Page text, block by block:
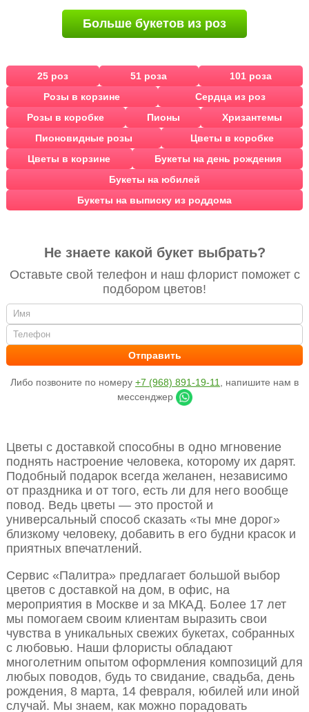
Больше букетов из роз
25 роз 51 роза
101 роза
Розы в корзине
Сердца из роз
Розы в коробке
Пионы
Хризантемы
Пионовидные розы
Цветы в коробке
Цветы в корзине
Букеты на день рождения
Букеты на юбилей
Букеты на выписку из роддома
Не знаете какой букет выбрать?
Оставьте свой телефон и наш флорист поможет с
подбором цветов!
Либо позвоните по номеру +7 (968) 891-19-11
, напишите нам в
мессенджер
Цветы с доставкой способны в одно мгновение
поднять настроение человека, которому их дарят.
Подобный подарок всегда желанен, независимо
от праздника и от того, есть ли для него вообще
повод. Ведь цветы — это простой и
универсальный способ сказать «ты мне дорог»
близкому человеку, добавить в его будни красок и
приятных впечатлений.
Сервис «Палитра» предлагает большой выбор
цветов с доставкой на дом, в офис, на
мероприятия в Москве и за МКАД. Более 17 лет
мы помогаем своим клиентам выразить свои
чувства в уникальных свежих букетах, собранных
с любовью. Наши флористы обладают
многолетним опытом оформления композиций для
любых поводов, будь то свидание, свадьба, день
рождения, 8 марта, 14 февраля, юбилей или иной
случай. Мы знаем, как можно порадовать